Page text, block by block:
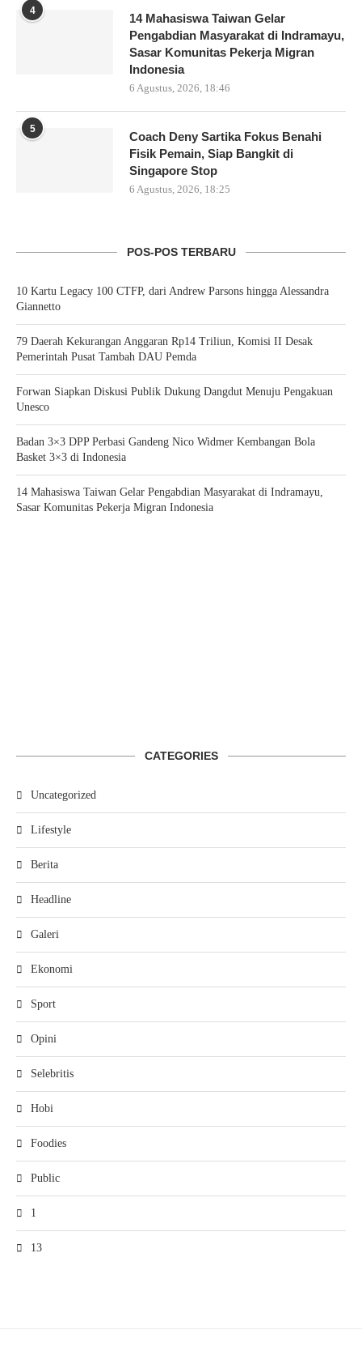
4
14 Mahasiswa Taiwan Gelar
Pengabdian Masyarakat di Indramayu,
Sasar Komunitas Pekerja Migran
Indonesia
6 Agustus, 2026, 18:46
5
Coach Deny Sartika Fokus Benahi
Fisik Pemain, Siap Bangkit di
Singapore Stop
6 Agustus, 2026, 18:25
POS-POS TERBARU
10 Kartu Legacy 100 CTFP, dari Andrew Parsons hingga Alessandra
Giannetto
79 Daerah Kekurangan Anggaran Rp14 Triliun, Komisi II Desak
Pemerintah Pusat Tambah DAU Pemda
Forwan Siapkan Diskusi Publik Dukung Dangdut Menuju Pengakuan
Unesco
Badan 3×3 DPP Perbasi Gandeng Nico Widmer Kembangan Bola
Basket 3×3 di Indonesia
14 Mahasiswa Taiwan Gelar Pengabdian Masyarakat di Indramayu,
Sasar Komunitas Pekerja Migran Indonesia
CATEGORIES
Uncategorized
Lifestyle
Berita
Headline
Galeri
Ekonomi
Sport
Opini
Selebritis
Hobi
Foodies
Public
1
13